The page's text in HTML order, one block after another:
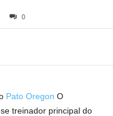
0
Pato Oregon O
treinador principal do